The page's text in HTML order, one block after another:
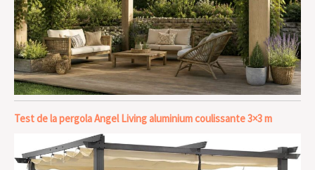
Test de la pergola Angel Living aluminium coulissante 3×3 m